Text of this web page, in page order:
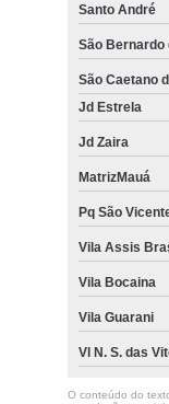
Santo André
São Bernardo
São Caetano
Jd Estrela
Jd Zaira
MatrizMauá
Pq São
Vila Assis
Vila Bocaina
Vila Guarani
Vl N. S. das
O conteúdo do